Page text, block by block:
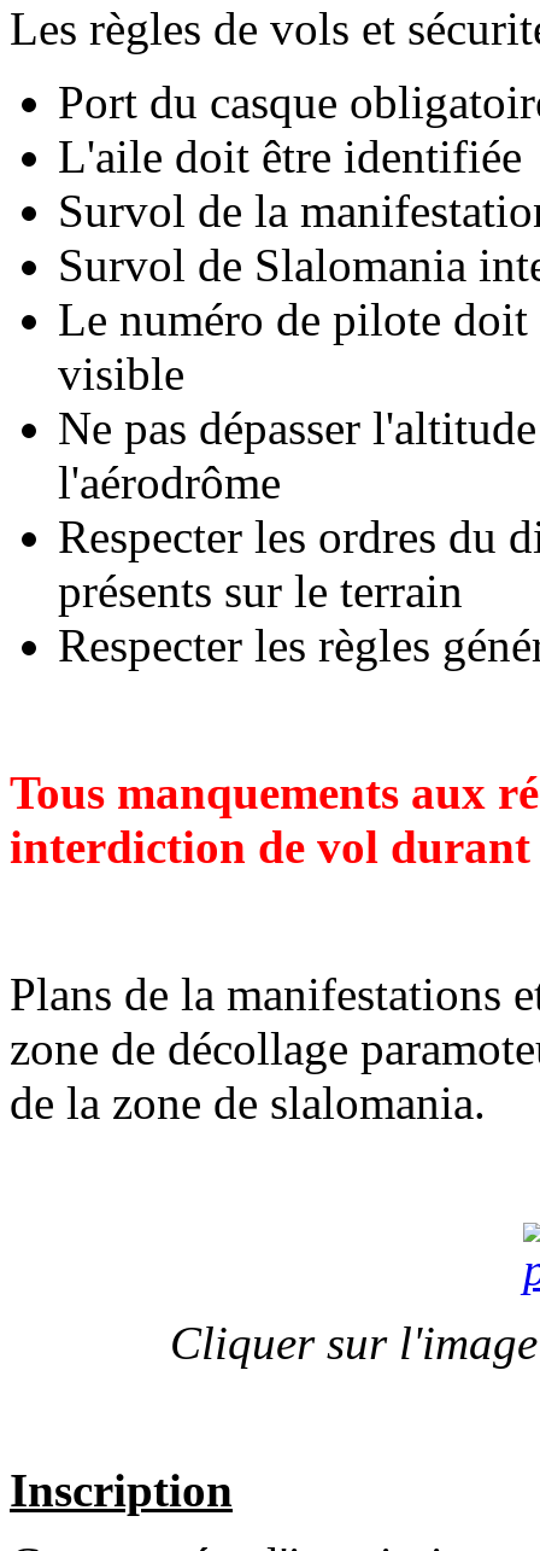
Les règles de vols et
Port du casque
L'aile doit être identifiée
Survol de la
Survol de Slalomania
Le numéro de pilote
visible
Ne pas dépasser
l'aérodrôme
Respecter les ordres du
présents sur le terrain
Respecter les règles
Tous manquements aux
interdiction de vol durant
Plans de la manifestations
zone de décollage
de la zone de slalomania.
Cliquer sur
Inscription